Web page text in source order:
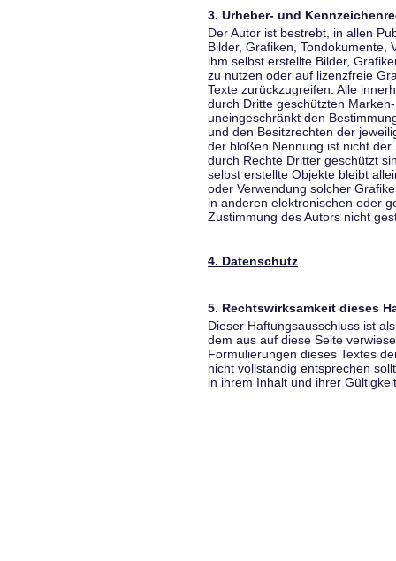
3. Urheber- und
Der Autor ist bestrebt, in allen
Bilder, Grafiken, Tondokumente,
ihm selbst erstellte Bilder,
zu nutzen oder auf lizenzfreie
Texte zurückzugreifen. Alle
durch Dritte geschützten
uneingeschränkt den
und den Besitzrechten der
der bloßen Nennung ist nicht
durch Rechte Dritter geschützt
selbst erstellte Objekte bleibt
oder Verwendung solcher
in anderen elektronischen oder
Zustimmung des Autors nicht
4. Datenschutz
5. Rechtswirksamkeit dieses
Dieser Haftungsausschluss ist
dem aus auf diese Seite
Formulierungen dieses Textes
nicht vollständig entsprechen
in ihrem Inhalt und ihrer